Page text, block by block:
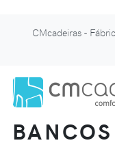
CMcadeiras -